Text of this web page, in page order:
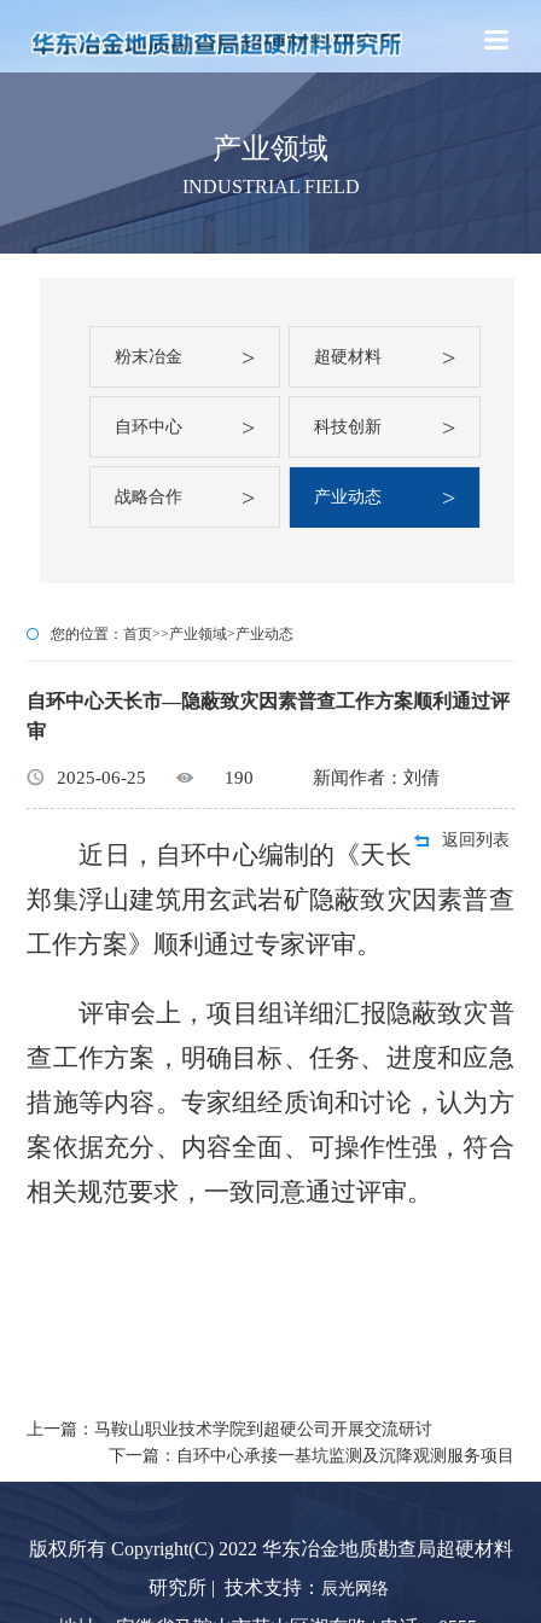
产业领域
INDUSTRIAL FIELD
粉末冶金 > 超硬材料 >
自环中心 > 科技创新 >
战略合作 > 产业动态 >
您的位置：首页>>产业领域>产业动态
自环中心天长市—隐蔽致灾因素普查工作方案顺利通过评
审
2025-06-25 190 新闻作者：刘倩
返回列表
近日，自环中心编制的《天长
郑集浮山建筑用玄武岩矿隐蔽致灾因素普查
工作方案》顺利通过专家评审。
评审会上，项目组详细汇报隐蔽致灾普
查工作方案，明确目标、任务、进度和应急
措施等内容。专家组经质询和讨论，认为方
案依据充分、内容全面、可操作性强，符合
相关规范要求，一致同意通过评审。
上一篇：马鞍山职业技术学院到超硬公司开展交流研讨
下一篇：自环中心承接一基坑监测及沉降观测服务项目
版权所有 Copyright(C) 2022 华东冶金地质勘查局超硬材料
研究所 | 技术支持： 辰光网络